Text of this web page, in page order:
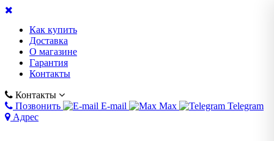
Как купить
Доставка
О магазине
Гарантия
Контакты
Контакты
Позвонить
E-mail Max
Telegram
Адрес